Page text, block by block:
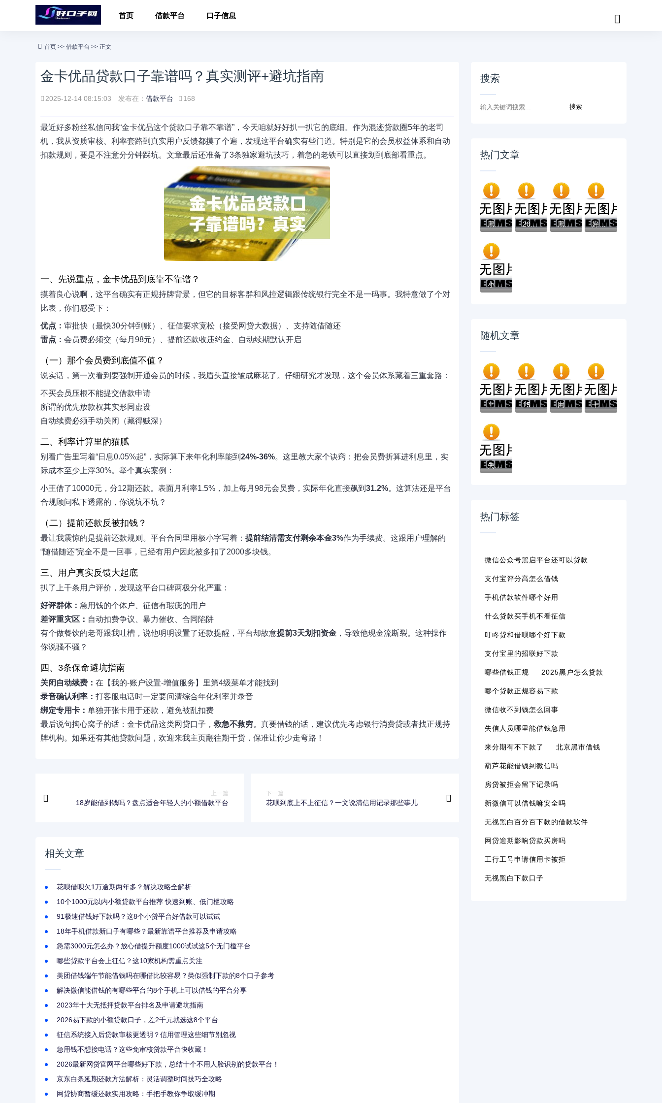
首页 借款平台 口子信息
首页 >> 借款平台 >> 正文
金卡优品贷款口子靠谱吗？真实测评+避坑指南
2025-12-14 08:15:03 发布在： 借款平台 168
最近好多粉丝私信问我“金卡优品这个贷款口子靠不靠谱”，今天咱就好好扒一扒它的底细。作为混迹贷款圈5年的老司
机，我从资质审核、利率套路到真实用户反馈都摸了个遍，发现这平台确实有些门道。特别是它的会员权益体系和自动
扣款规则，要是不注意分分钟踩坑。文章最后还准备了3条独家避坑技巧，着急的老铁可以直接划到底部看重点。
一、先说重点，金卡优品到底靠不靠谱？
摸着良心说啊，这平台确实有正规持牌背景，但它的目标客群和风控逻辑跟传统银行完全不是一码事。我特意做了个对
比表，你们感受下：
优点： 审批快（最快30分钟到账）、征信要求宽松（接受网贷大数据）、支持随借随还
雷点： 会员费必须交（每月98元）、提前还款收违约金、自动续期默认开启
（一）那个会员费到底值不值？
说实话，第一次看到要强制开通会员的时候，我眉头直接皱成麻花了。仔细研究才发现，这个会员体系藏着三重套路：
不买会员压根不能提交借款申请
所谓的优先放款权其实形同虚设
自动续费必须手动关闭（藏得贼深）
二、利率计算里的猫腻
别看广告里写着“日息0.05%起”，实际算下来年化利率能到 24%-36%。这里教大家个诀窍：把会员费折算进利息里，实
际成本至少上浮30%。举个真实案例：
小王借了10000元，分12期还款。表面月利率1.5%，加上每月98元会员费，实际年化直接飙到 31.2%。这算法还是平台
合规顾问私下透露的，你说坑不坑？
（二）提前还款反被扣钱？
最让我震惊的是提前还款规则。平台合同里用极小字写着： 提前结清需支付剩余本金3%作为手续费。这跟用户理解的
“随借随还”完全不是一回事，已经有用户因此被多扣了2000多块钱。
三、用户真实反馈大起底
扒了上千条用户评价，发现这平台口碑两极分化严重：
好评群体： 急用钱的个体户、征信有瑕疵的用户
差评重灾区： 自动扣费争议、暴力催收、合同陷阱
有个做餐饮的老哥跟我吐槽，说他明明设置了还款提醒，平台却故意提前3天划扣资金 ，导致他现金流断裂。这种操作
你说骚不骚？
四、3条保命避坑指南
关闭自动续费： 在【我的-账户设置-增值服务】里第4级菜单才能找到
录音确认利率： 打客服电话时一定要问清综合年化利率并录音
绑定专用卡： 单独开张卡用于还款，避免被乱扣费
最后说句掏心窝子的话：金卡优品这类网贷口子，救急不救穷。真要借钱的话，建议优先考虑银行消费贷或者找正规持
牌机构。如果还有其他贷款问题，欢迎来我主页翻往期干货，保准让你少走弯路！
上一篇
18岁能借到钱吗？盘点适合年轻人的小额借款平台
下一篇
花呗到底上不上征信？一文说清信用记录那些事儿
相关文章
花呗借呗欠1万逾期两年多？解决攻略全解析
10个1000元以内小额贷款平台推荐 快速到账、低门槛攻略
91极速借钱好下款吗？这8个小贷平台好借款可以试试
18年手机借款新口子有哪些？最新靠谱平台推荐及申请攻略
急需3000元怎么办？放心借提升额度1000试试这5个无门槛平台
哪些贷款平台会上征信？这10家机构需重点关注
美团借钱端午节能借钱吗在哪借比较容易？类似强制下款的8个口子参考
解决微信能借钱的有哪些平台的8个手机上可以借钱的平台分享
2023年十大无抵押贷款平台排名及申请避坑指南
2026易下款的小额贷款口子，差2千元就选这8个平台
征信系统接入后贷款审核更透明？信用管理这些细节别忽视
急用钱不想接电话？这些免审核贷款平台快收藏！
2026最新网贷官网平台哪些好下款，总结十个不用人脸识别的贷款平台！
京东白条延期还款方法解析：灵活调整时间技巧全攻略
网贷协商暂缓还款实用攻略：手把手教你争取缓冲期
搜索
热门文章
黑户有逾期哪里能借到钱啊急用！看这5个黑户... 2025不看征信负债的网贷百分百下款，最新5个... 黑户能下款的app口子有哪些？今天带来10款黑... 好分期哪个口子好下款？老哥实测避坑贷款平...
小辉贷容易下款吗就选这7个4千元黑户无条件...
随机文章
平台借钱算高利贷吗？这些红线千万别踩！ 15万怎么借钱，分享2026年最新8个20岁借钱不... 网贷逾期一万多会坐牢吗？律师详解真实法律... 十大2025高炮借款平台黑口子链接盘点，解决...
失信人员如何突破困境？合法借款渠道与避坑...
热门标签
微信公众号黑启平台还可以贷款
支付宝评分高怎么借钱
手机借款软件哪个好用
什么贷款买手机不看征信
叮咚贷和借呗哪个好下款
支付宝里的招联好下款
哪些借钱正规 2025黑户怎么贷款
哪个贷款正规容易下款
微信收不到钱怎么回事
失信人员哪里能借钱急用
来分期有不下款了 北京黑市借钱
葫芦花能借钱到微信吗
房贷被拒会留下记录吗
新微信可以借钱嘛安全吗
无视黑白百分百下款的借款软件
网贷逾期影响贷款买房吗
工行工号申请信用卡被拒
无视黑白下款口子